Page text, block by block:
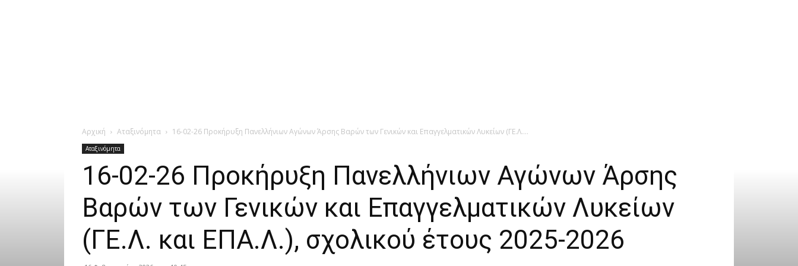
Αρχική Αταξινόμητα 16-02-26 Προκήρυξη Πανελλήνιων Αγώνων Άρσης Βαρών των Γενικών και Επαγγελματικών Λυκείων (ΓΕ.Λ....
Αταξινόμητα
16-02-26 Προκήρυξη Πανελλήνιων Αγώνων Άρσης
Βαρών των Γενικών και Επαγγελματικών Λυκείων
(ΓΕ.Λ. και ΕΠΑ.Λ.), σχολικού έτους 2025-2026